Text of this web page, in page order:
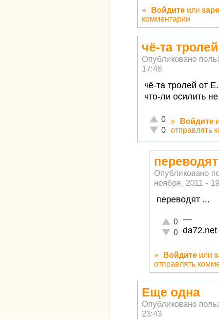
» Войдите или
комментарии
чё-та
Опубликовано
17:48
чё-та тролей от
что-ли осилить
Отлично!
0
Неадекватно!
0
» Войдите
отправлять
Опубликовано
ноября, 2011 -
переводят ...
Отлично!
0
Неадекватно!
0
—
da72.net
» Войдите или
отправлять
Еще одна
Опубликовано
23:43